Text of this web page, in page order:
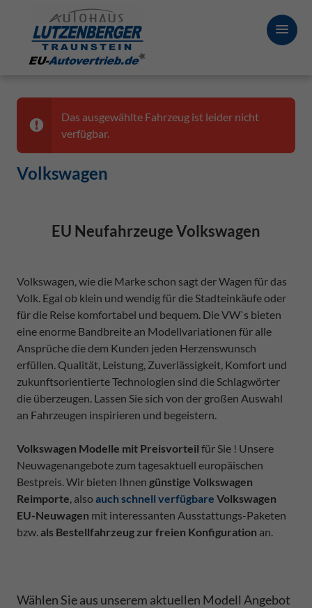
Das ausgewählte Fahrzeug ist leider nicht
verfügbar.
Volkswagen
EU Neufahrzeuge Volkswagen
Volkswagen, wie die Marke schon sagt der Wagen für das
Volk. Egal ob klein und wendig für die Stadteinkäufe oder
für die Reise komfortabel und bequem. Die VW`s bieten
eine enorme Bandbreite an Modellvariationen für alle
Ansprüche die dem Kunden jeden Herzenswunsch
erfüllen. Qualität, Leistung, Zuverlässigkeit, Komfort und
zukunftsorientierte Technologien sind die Schlagwörter
die überzeugen. Lassen Sie sich von der großen Auswahl
an Fahrzeugen inspirieren und begeistern.
Volkswagen Modelle mit Preisvorteil für Sie ! Unsere
Neuwagenangebote zum tagesaktuell europäischen
Bestpreis. Wir bieten Ihnen günstige Volkswagen
Reimporte, also auch schnell verfügbare Volkswagen
EU-Neuwagen mit interessanten Ausstattungs-Paketen
bzw.als Bestellfahrzeug zur freien Konfiguration an.
Wählen Sie aus unserem aktuellen Modell Angebot